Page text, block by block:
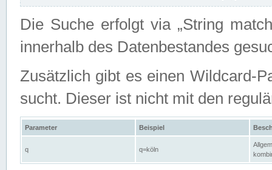
Die Suche erfolgt via „String
innerhalb des Datenbestandes
Zusätzlich gibt es einen Wildcard-
sucht. Dieser ist nicht mit den
Parameter Beispiel
q q=köln